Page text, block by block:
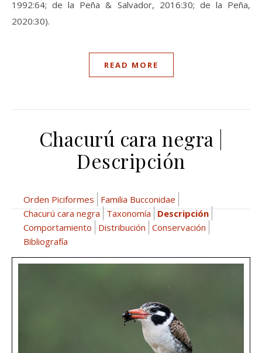
1992:64; de la Peña & Salvador, 2016:30; de la Peña,
2020:30).
READ MORE
Chacurú cara negra |
Descripción
Orden Piciformes
Familia Bucconidae
Chacurú cara negra
Taxonomía
Descripción
Comportamiento
Distribución Conservación
Bibliografía